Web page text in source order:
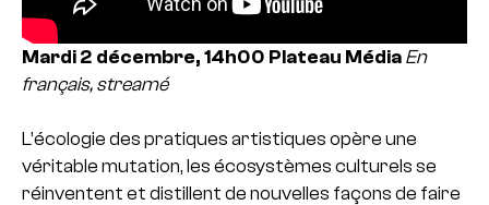
Mardi 2 décembre, 14h00 Plateau Média En
français, streamé
L’écologie des pratiques artistiques opère une
véritable mutation, les écosystèmes culturels se
réinventent et distillent de nouvelles façons de faire